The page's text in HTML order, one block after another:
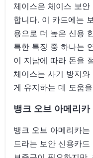
체이스은 체이스 보
합니다. 이 카드에는
용으로 더 높은 신용
특한 특징 중 하나는
이 지남에 따라 돈을
체이스는 사기 방지
게 유지하는 데 도움
뱅크 오브 아메리
뱅크 오브 아메리카
드라는 보안 신용카